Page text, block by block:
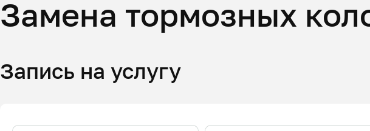
Замена тормозных
Запись на услугу